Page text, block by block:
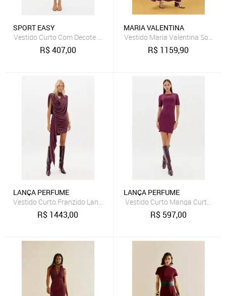
SPORT EASY
Vestido Curto Com Decote U Sport Easy
R$407,00
MARIA VALENTINA
Vestido Maria Valentina Solto
R$ 1159,90
LANÇA PERFUME
Vestido Curto Franzido Lança Perfume
R$ 1443,00
LANÇA PERFUME
Vestido Curto Manga Curta
R$ 597,00